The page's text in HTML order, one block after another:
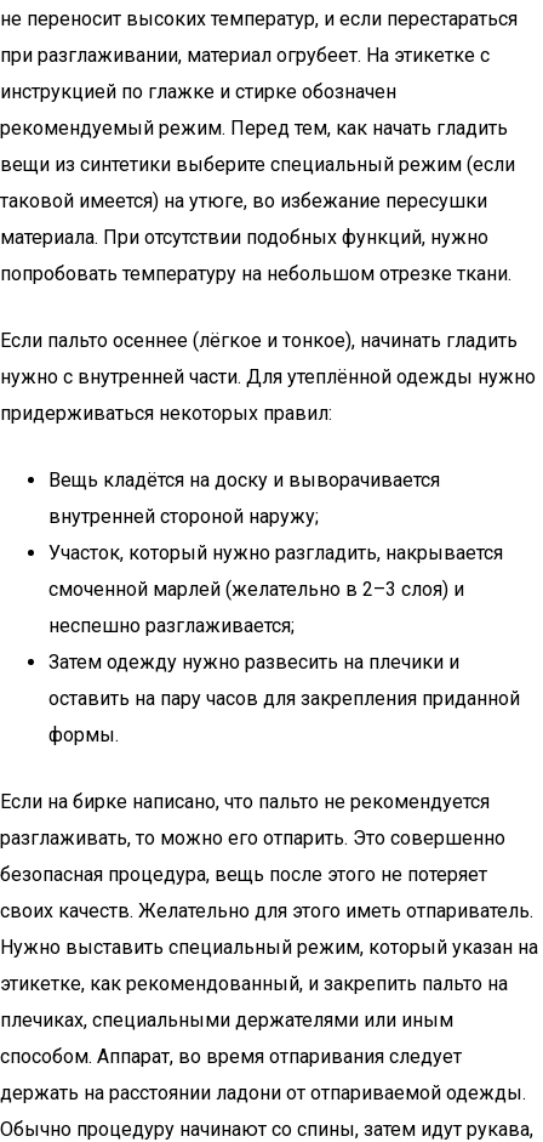
не переносит высоких температур, и если перестараться
при разглаживании, материал огрубеет. На этикетке с
инструкцией по глажке и стирке обозначен
рекомендуемый режим. Перед тем, как начать гладить
вещи из синтетики выберите специальный режим (если
таковой имеется) на утюге, во избежание пересушки
материала. При отсутствии подобных функций, нужно
попробовать температуру на небольшом отрезке ткани.
Если пальто осеннее (лёгкое и тонкое), начинать гладить
нужно с внутренней части. Для утеплённой одежды нужно
придерживаться некоторых правил:
Вещь кладётся на доску и выворачивается
внутренней стороной наружу;
Участок, который нужно разгладить, накрывается
смоченной марлей (желательно в 2–3 слоя) и
неспешно разглаживается;
Затем одежду нужно развесить на плечики и
оставить на пару часов для закрепления приданной
формы.
Если на бирке написано, что пальто не рекомендуется
разглаживать, то можно его отпарить. Это совершенно
безопасная процедура, вещь после этого не потеряет
своих качеств. Желательно для этого иметь отпариватель.
Нужно выставить специальный режим, который указан на
этикетке, как рекомендованный, и закрепить пальто на
плечиках, специальными держателями или иным
способом. Аппарат, во время отпаривания следует
держать на расстоянии ладони от отпариваемой одежды.
Обычно процедуру начинают со спины, затем идут рукава,